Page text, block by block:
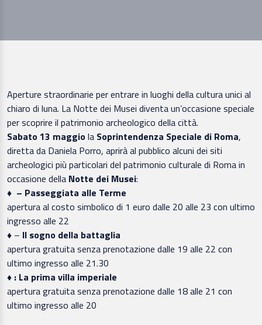
Aperture straordinarie per entrare in luoghi della cultura unici al
chiaro di luna. La Notte dei Musei diventa un’occasione speciale
per scoprire il patrimonio archeologico della città.
Sabato 13 maggiola Soprintendenza Speciale di Roma,
diretta da Daniela Porro, aprirà al pubblico alcuni dei siti
archeologici più particolari del patrimonio culturale di Roma in
occasione della Notte dei Musei:
♦ – Passeggiata alle Terme
apertura al costo simbolico di 1 euro dalle 20 alle 23 con ultimo
ingresso alle 22
♦ – Il sogno della battaglia
apertura gratuita senza prenotazione dalle 19 alle 22 con
ultimo ingresso alle 21.30
♦ : La prima villa imperiale
apertura gratuita senza prenotazione dalle 18 alle 21 con
ultimo ingresso alle 20